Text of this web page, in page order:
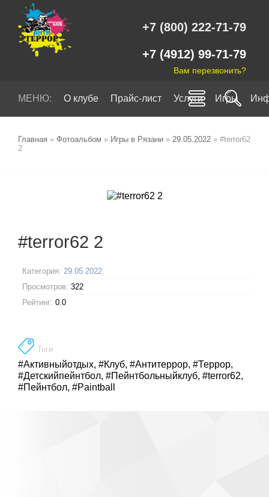
+7 (800) 222-71-79
+7 (4912) 99-71-79
Вам перезвонить?
МЕНЮ: О клубе Прайс-лист Услуги Игры
Главная » Фотоальбом » Игры в Рязани » 29.05.2022 » #terror62
2
#terror62 2
Категория: 29.05.2022
Просмотров: 322
Рейтинг: 0.0
Теги
#Активныйотдых, #Клуб, #Антитеррор, #Террор,
#Детскийпейнтбол, #Пейнтбольныйклуб, #terror62,
#Пейнтбол, #Paintball